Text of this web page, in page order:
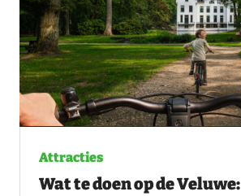
Attracties
Wat te doen op de Veluwe: